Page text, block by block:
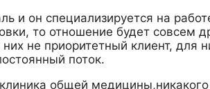
и он специализируется на
то отношение будет совсем
не приоритетный клиент, для
поток.
общей